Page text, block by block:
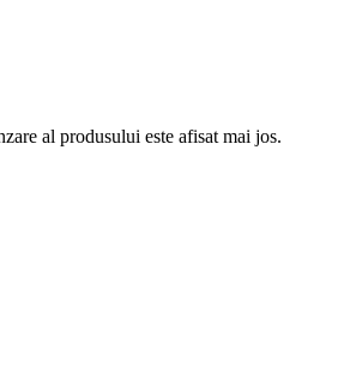
al produsului este afisat mai jos.